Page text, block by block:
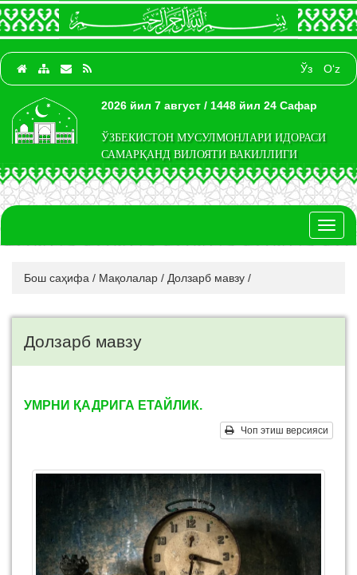
Ўз O‘z
2026 йил 7 август / 1448 йил 24 Сафар
ЎЗБЕКИСТОН МУСУЛМОНЛАРИ ИДОРАСИ
САМАРҚАНД ВИЛОЯТИ ВАКИЛЛИГИ
Бош саҳифа / Мақолалар / Долзарб мавзу /
Долзарб мавзу
УМРНИ ҚАДРИГА ЕТАЙЛИК.
Чоп этиш версияси